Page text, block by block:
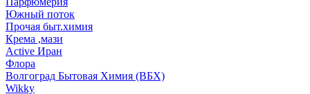
Южный поток
Прочая быт.химия
Крема ,мази
Аctive Иран
Флора
Волгоград Бытовая Химия (ВБХ)
Wikky